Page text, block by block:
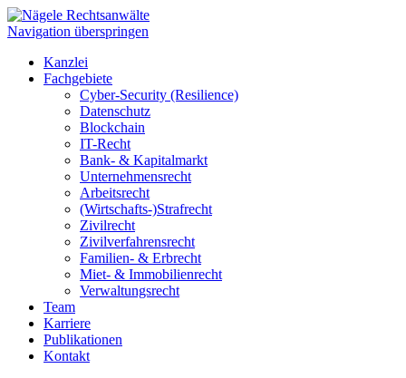
Navigation überspringen
Kanzlei
Fachgebiete
Cyber-Security (Resilience)
Datenschutz
Blockchain
IT-Recht
Bank- & Kapitalmarkt
Unternehmensrecht
Arbeitsrecht
(Wirtschafts-)Strafrecht
Zivilrecht
Zivilverfahrensrecht
Familien- & Erbrecht
Miet- & Immobilienrecht
Verwaltungsrecht
Team
Karriere
Publikationen
Kontakt